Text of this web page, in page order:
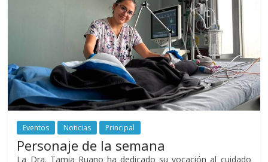
Eventos Noticias Principal
Personaje de la semana
La Dra. Tamia Ruano ha dedicado su vocación al cuidado